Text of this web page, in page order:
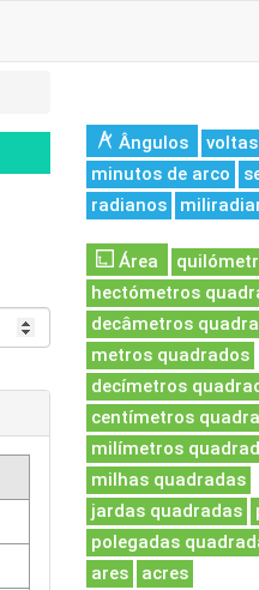
Ângulos voltas
minutos de arco
radianos
Área
hectómetros
decâmetros
metros quadrados
decímetros
centímetros
milímetros
milhas quadradas
jardas quadradas
polegadas
ares
acres